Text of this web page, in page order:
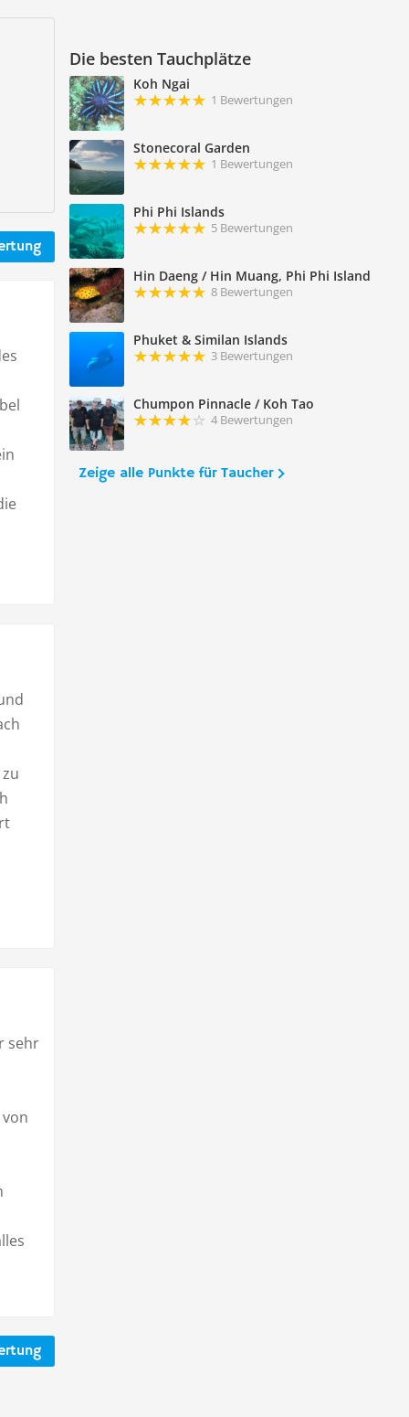
Die besten Tauchplätze
Koh Ngai
1 Bewertungen
Stonecoral Garden
1 Bewertungen
Phi Phi Islands
5 Bewertungen
Hin Daeng / Hin Muang, Phi Phi Island
8 Bewertungen
Phuket & Similan Islands
3 Bewertungen
Chumpon Pinnacle / Koh Tao
4 Bewertungen
Zeige alle Punkte für Taucher
sehr